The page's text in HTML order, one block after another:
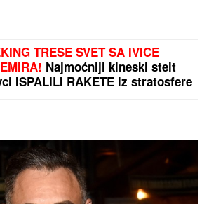
TRESE SVET SA IVICE
Najmoćniji kineski stelt
ISPALILI RAKETE iz stratosfere